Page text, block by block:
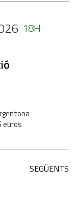
18H
euros
SEGÜENTS